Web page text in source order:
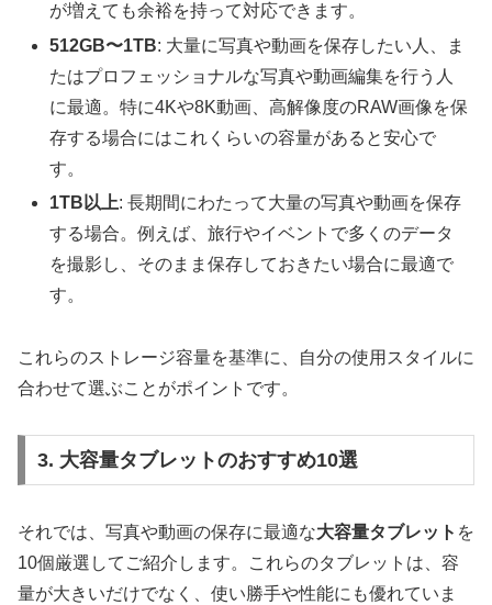
が増えても余裕を持って対応できます。
512GB〜1TB: 大量に写真や動画を保存したい人、ま
たはプロフェッショナルな写真や動画編集を行う人
に最適。特に4Kや8K動画、高解像度のRAW画像を保
存する場合にはこれくらいの容量があると安心で
す。
1TB以上: 長期間にわたって大量の写真や動画を保存
する場合。例えば、旅行やイベントで多くのデータ
を撮影し、そのまま保存しておきたい場合に最適で
す。
これらのストレージ容量を基準に、自分の使用スタイルに
合わせて選ぶことがポイントです。
3. 大容量タブレットのおすすめ10選
それでは、写真や動画の保存に最適な大容量タブレット を
10個厳選してご紹介します。これらのタブレットは、容
量が大きいだけでなく、使い勝手や性能にも優れていま